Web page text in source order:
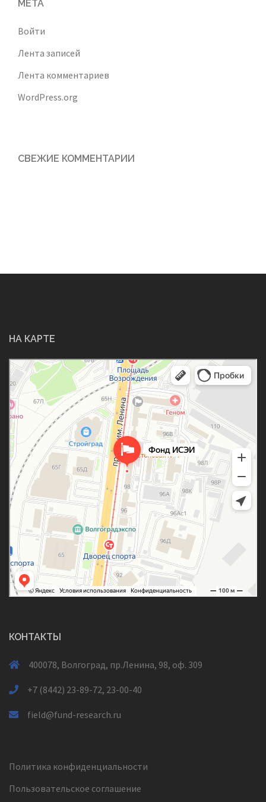
МЕТА
Войти
Лента записей
Лента комментариев
WordPress.org
СВЕЖИЕ КОММЕНТАРИИ
НА КАРТЕ
КОНТАКТЫ
400078, Волгоград, пр.Ленина, 98, оф. 309
+7 (8442) 23-89-72, 23-00-40
field@fund-research.ru
Политика конфиденциальности
Пользовательское соглашение